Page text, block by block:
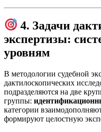
4. Задачи
экспертизы:
уровням
В методологии судебной
дактилоскопических
подразделяются на две
группы:
категории
формируют целостную